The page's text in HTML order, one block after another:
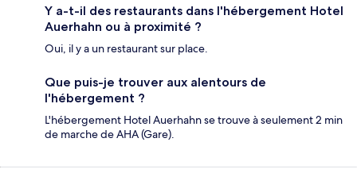
Y a-t-il des restaurants dans l'hébergement Hotel
Auerhahn ou à proximité ?
Oui, il y a un restaurant sur place.
Que puis-je trouver aux alentours de
l'hébergement ?
L'hébergement Hotel Auerhahn se trouve à seulement 2 min
de marche de AHA (Gare).